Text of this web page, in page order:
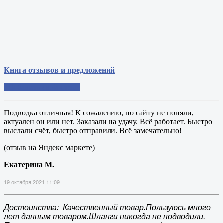
Книга отзывов и предложений
Подводка отличная! К сожалению, по сайту не поняли,
актуален он или нет. Заказали на удачу. Всё работает. Быстро
выслали счёт, быстро отправили. Всё замечательно!
(отзыв на Яндекс маркете)
Екатерина М.
19 октября 2021 11:09
Достоинства: Качественный товар.Пользуюсь много
лет данным товаром.Шланги никогда не подводили.